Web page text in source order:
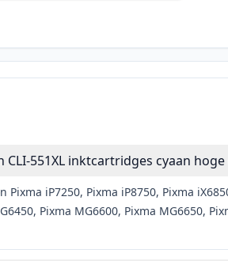
551XL inktcartridges cyaan
iP7250, Pixma iP8750, Pixma
Pixma MG6600, Pixma MG6650,